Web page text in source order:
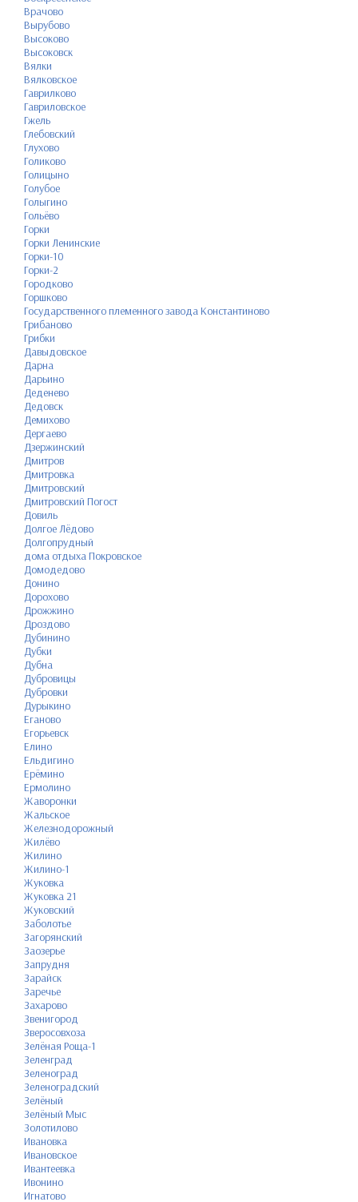
Врачово
Вырубово
Высоково
Высоковск
Вялки
Вялковское
Гаврилково
Гавриловское
Гжель
Глебовский
Глухово
Голиково
Голицыно
Голубое
Голыгино
Гольёво
Горки
Горки Ленинские
Горки-10
Горки-2
Городково
Горшково
Государственного племенного завода Константиново
Грибаново
Грибки
Давыдовское
Дарна
Дарьино
Деденево
Дедовск
Демихово
Дергаево
Дзержинский
Дмитров
Дмитровка
Дмитровский
Дмитровский Погост
Довиль
Долгое Лёдово
Долгопрудный
дома отдыха Покровское
Домодедово
Донино
Дорохово
Дрожжино
Дроздово
Дубинино
Дубки
Дубна
Дубровицы
Дубровки
Дурыкино
Еганово
Егорьевск
Елино
Ельдигино
Ерёмино
Ермолино
Жаворонки
Жальское
Железнодорожный
Жилёво
Жилино
Жилино-1
Жуковка
Жуковка 21
Жуковский
Заболотье
Загорянский
Заозерье
Запрудня
Зарайск
Заречье
Захарово
Звенигород
Зверосовхоза
Зелёная Роща-1
Зеленград
Зеленоград
Зеленоградский
Зелёный
Зелёный Мыс
Золотилово
Ивановка
Ивановское
Ивантеевка
Ивонино
Игнатово